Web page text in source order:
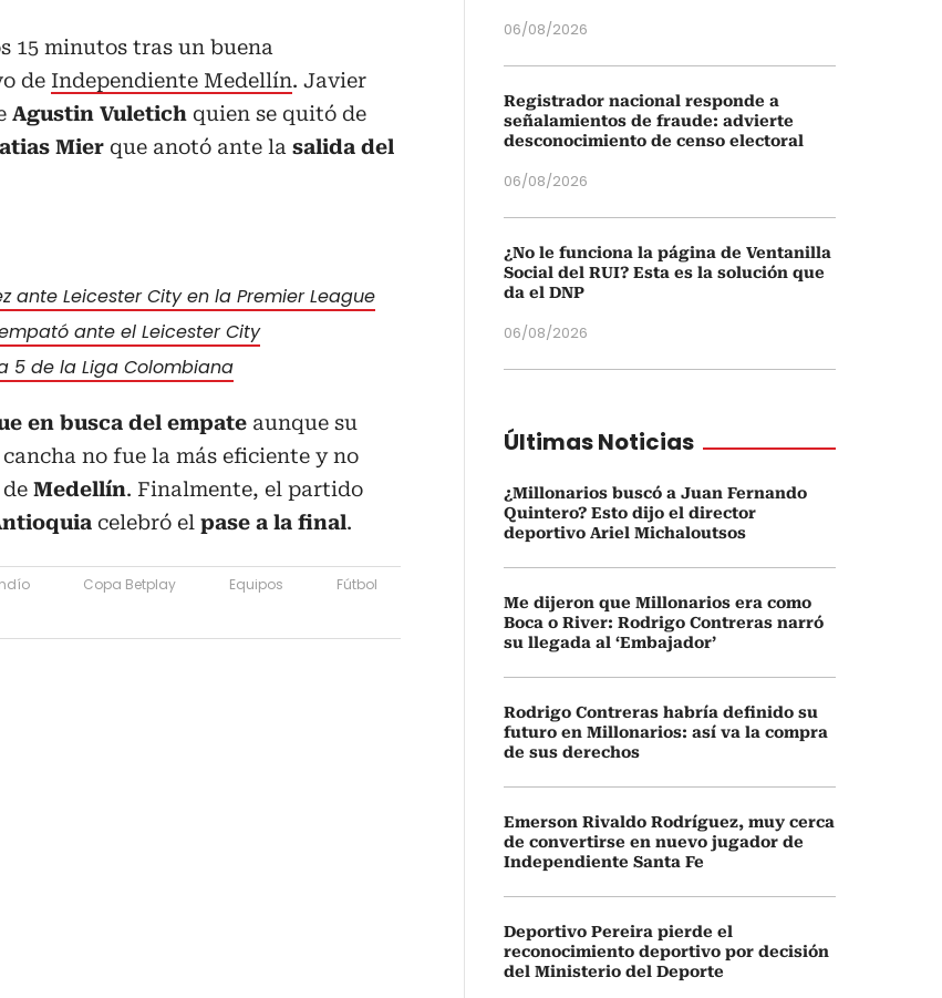
15 minutos tras un buena
de Independiente Medellín. Javier
Agustin Vuletich quien se quitó de
Mier que anotó ante la salida del
ante Leicester City en la Premier League
ante el Leicester City
5 de la Liga Colombiana
en busca del empate aunque su
no fue la más eficiente y no
Medellín. Finalmente, el partido
celebró el pase a la final.
Copa Betplay Equipos
Fútbol
06/08/2026
Registrador nacional responde a
señalamientos de fraude: advierte
desconocimiento de censo electoral
06/08/2026
¿No le funciona la página de Ventanilla
Social del RUI? Esta es la solución que
da el DNP
06/08/2026
Últimas Noticias
¿Millonarios buscó a Juan Fernando
Quintero? Esto dijo el director
deportivo Ariel Michaloutsos
Me dijeron que Millonarios era como
Boca o River: Rodrigo Contreras narró
su llegada al ‘Embajador’
Rodrigo Contreras habría definido su
futuro en Millonarios: así va la compra
de sus derechos
Emerson Rivaldo Rodríguez, muy cerca
de convertirse en nuevo jugador de
Independiente Santa Fe
Deportivo Pereira pierde el
reconocimiento deportivo por decisión
del Ministerio del Deporte